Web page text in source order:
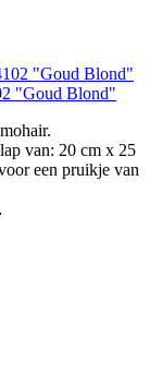
"Goud Blond"
van: 20 cm x 25
een pruikje van